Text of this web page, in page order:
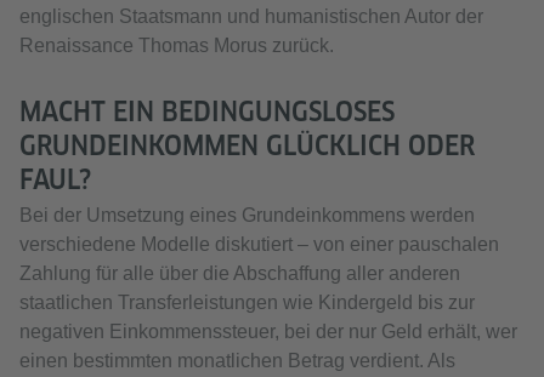
englischen Staatsmann und humanistischen Autor der
Renaissance Thomas Morus zurück.
MACHT EIN BEDINGUNGSLOSES
GRUNDEINKOMMEN GLÜCKLICH ODER
FAUL?
Bei der Umsetzung eines Grundeinkommens werden
verschiedene Modelle diskutiert – von einer pauschalen
Zahlung für alle über die Abschaffung aller anderen
staatlichen Transferleistungen wie Kindergeld bis zur
negativen Einkommenssteuer, bei der nur Geld erhält, wer
einen bestimmten monatlichen Betrag verdient. Als